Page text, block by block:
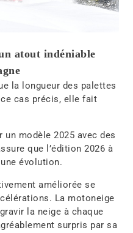
atout indéniable
la longueur des palettes
ce cas précis, elle fait
un modèle 2025 avec des
que l’édition 2026 à
évolution.
améliorée se
La motoneige
la neige à chaque
surpris par sa